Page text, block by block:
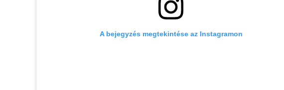
A bejegyzés megtekintése az Instagramon